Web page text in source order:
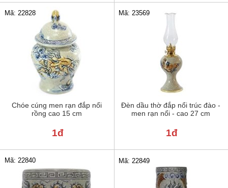
Chóe cúng men rạn đắp nổi
rồng cao 15 cm
Mã: 22828
1đ
Đèn dầu thờ đắp nổi trúc đào -
men rạn nổi - cao 27 cm
Mã: 23569
1đ
Mã: 22840 Mã: 22849